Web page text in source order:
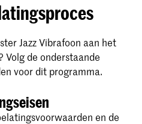
Jazz Vibrafoon aan het
Volg de onderstaande
voor dit programma.
en de